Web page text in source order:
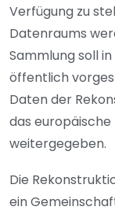
Verfügung zu
Datenraums
Sammlung soll
öffentlich
Daten der
das
weitergegeben.
Die
ein